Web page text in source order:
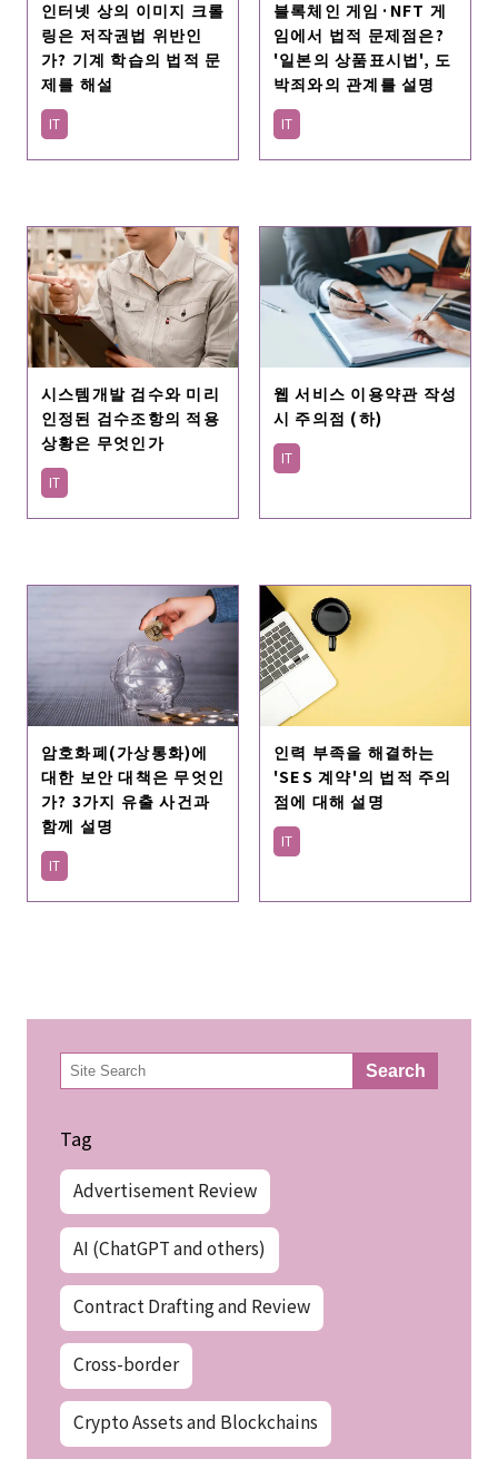
인터넷 상의 이미지 크롤
링은 저작권법 위반인
가? 기계 학습의 법적 문
제를 해설
IT
블록체인 게임·NFT 게
임에서 법적 문제점은?
'일본의 상품표시법', 도
박죄와의 관계를 설명
IT
시스템개발 검수와 미리
인정된 검수조항의 적용
상황은 무엇인가
IT
웹 서비스 이용약관 작성
시 주의점 (하)
IT
암호화폐(가상통화)에
대한 보안 대책은 무엇인
가? 3가지 유출 사건과
함께 설명
IT
인력 부족을 해결하는
'SES 계약'의 법적 주의
점에 대해 설명
IT
検
索 Search
Tag
Advertisement Review
AI (ChatGPT and others)
Contract Drafting and Review
Cross-border
Crypto Assets and Blockchains